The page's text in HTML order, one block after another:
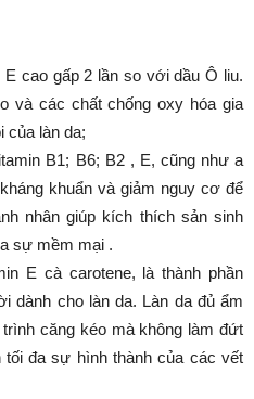
cao gấp 2 lần so với dầu Ô liu.
và các chất chống oxy hóa gia
của làn da;
B1; B6; B2 , E, cũng như a
khuẩn và giảm nguy cơ để
nhân giúp kích thích sản sinh
sự mềm mại .
E cà carotene, là thành phần
dành cho làn da. Làn da đủ ẩm
căng kéo mà không làm đứt
tối đa sự hình thành của các vết